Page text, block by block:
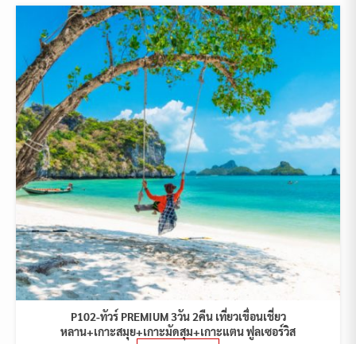
P102-ทัวร์ PREMIUM 3วัน 2คืน เที่ยวเขื่อนเชี่ยว
หลาน+เกาะสมุย+เกาะมัดสุม+เกาะแตน ฟูลเซอร์วิส